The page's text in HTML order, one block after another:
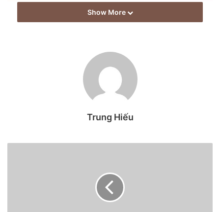
mặt cảm ứng của nó có thể nhận dạng các thao tác vuốt và
cử chỉ cũng như nhấp chuột. Những đường cong bóng bẩy
Show More
Trung Hiếu